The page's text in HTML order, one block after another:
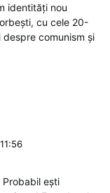
identități nou
cu cele 20-
comunism și
Probabil ești